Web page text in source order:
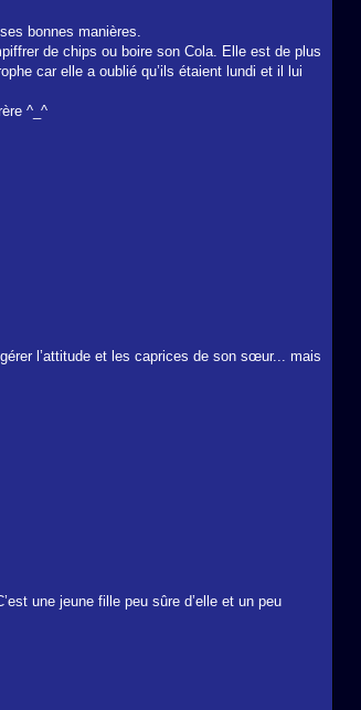
bonnes manières.
de chips ou boire son Cola. Elle est de plus
car elle a oublié qu’ils étaient lundi et il lui
^_^
l’attitude et les caprices de son sœur... mais
une jeune fille peu sûre d’elle et un peu